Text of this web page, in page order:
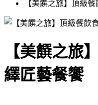
【美饌之旅】頂級
【美饌之旅
繹匠藝餐饗